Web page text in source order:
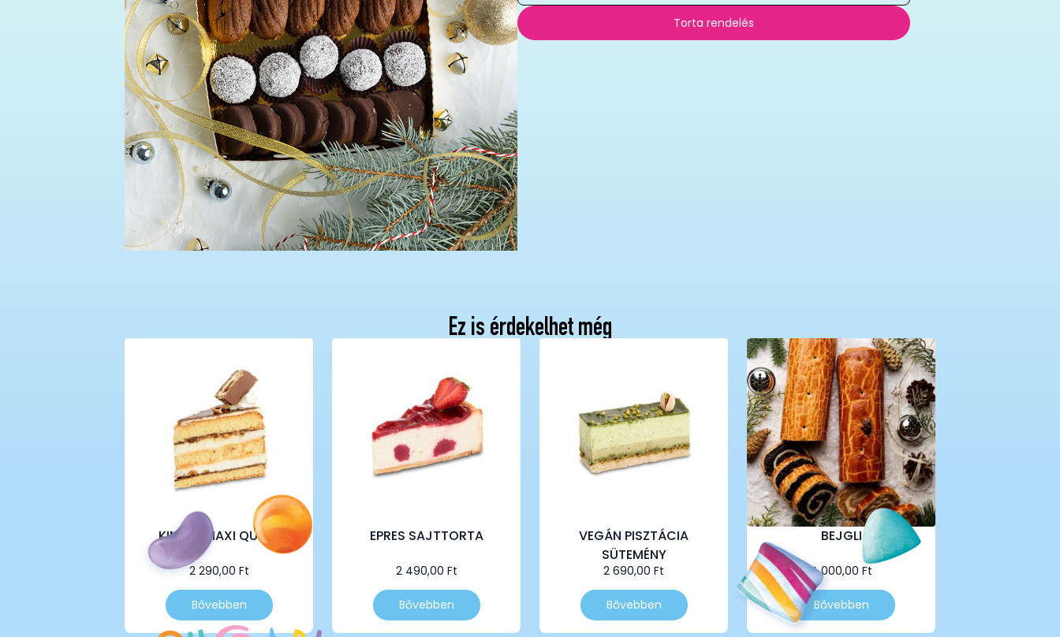
Torta rendelés
Ez is érdekelhet még
KINDER MAXI QUEEN
2 290,00 Ft
Bővebben
EPRES SAJTTORTA
2 490,00 Ft
Bővebben
VEGÁN PISZTÁCIA
SÜTEMÉNY
2 690,00 Ft
Bővebben
BEJGLI
4 000,00 Ft
Bővebben